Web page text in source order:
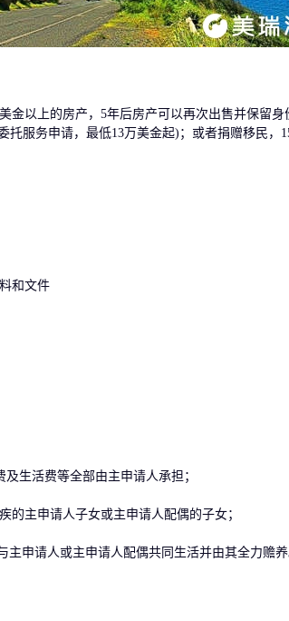
以上的房产，5年后房产可以再次出售并保留身
服务申请，最低13万美金起)；或者捐赠移民，
和文件
生活费等全部由主申请人承担；
主申请人子女或主申请人配偶的子女；
申请人或主申请人配偶共同生活并由其全力赡养